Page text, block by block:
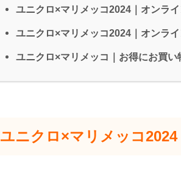
ユニクロ×マリメッコ2024｜オンラ
ユニクロ×マリメッコ2024｜オンラ
ユニクロ×マリメッコ｜お得にお買い
ユニクロ×マリメッコ